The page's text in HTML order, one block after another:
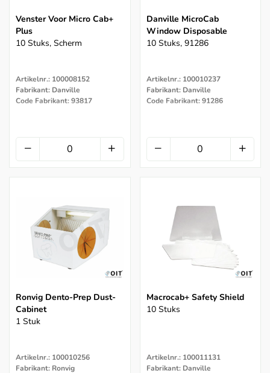
Venster Voor Micro Cab+
Plus
10 Stuks, Scherm
Artikelnr.: 100008152
Fabrikant: Danville
Code Fabrikant: 93817
Danville MicroCab
Window Disposable
10 Stuks, 91286
Artikelnr.: 100010237
Fabrikant: Danville
Code Fabrikant: 91286
Ronvig Dento-Prep Dust-
Cabinet
1 Stuk
Artikelnr.: 100010256
Fabrikant: Ronvig
Macrocab+ Safety Shield
10 Stuks
Artikelnr.: 100011131
Fabrikant: Danville